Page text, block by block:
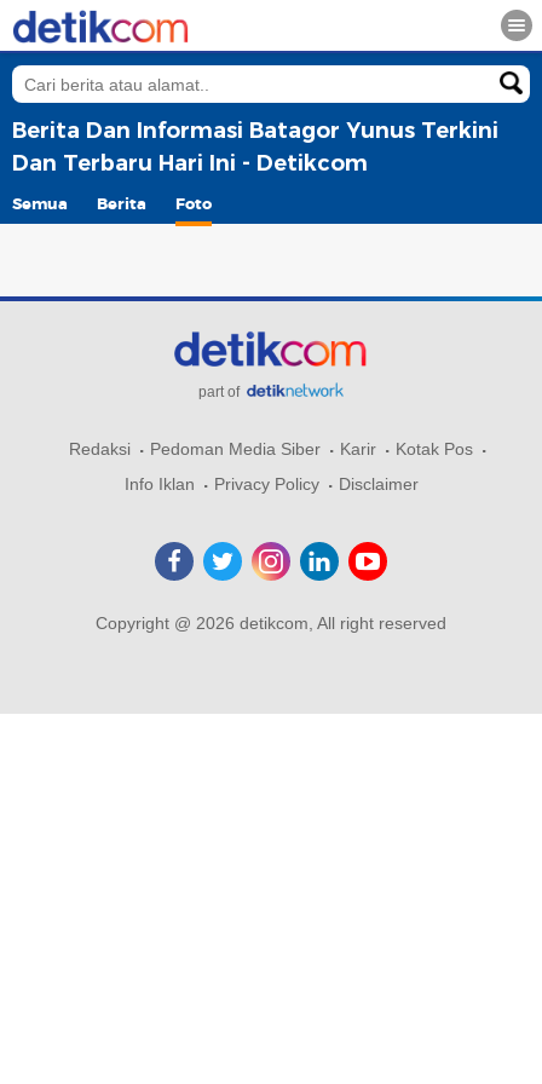
Berita Dan Informasi Batagor Yunus Terkini
Dan Terbaru Hari Ini - Detikcom
Semua Berita Foto
part of
Redaksi Pedoman Media Siber Karir
Kotak Pos
Info Iklan
Privacy Policy Disclaimer
Copyright @ 2026 detikcom, All right reserved